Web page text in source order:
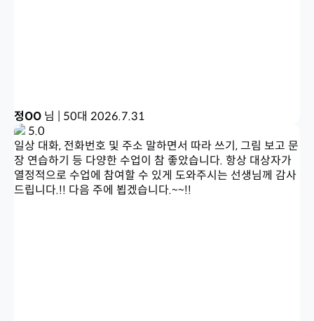
정OO 님 | 50대 2026.7.31
5.0
일상 대화, 전화번호 및 주소 말하면서 따라 쓰기, 그림 보고 문
장 연습하기 등 다양한 수업이 참 좋았습니다. 항상 대상자가
열정적으로 수업에 참여할 수 있게 도와주시는 선생님께 감사
드립니다.!! 다음 주에 뵙겠습니다.~~!!